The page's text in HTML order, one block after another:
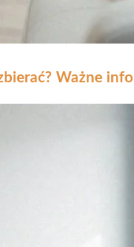
Ważne